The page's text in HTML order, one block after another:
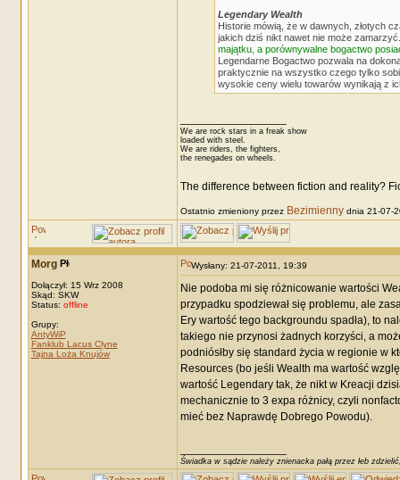
Legendary Wealth
Historie mówią, że w dawnych, złotych
jakich dziś nikt nawet nie może
majątku, a porównywalne bogactwo
Legendarne Bogactwo pozwala na
praktycznie na wszystko czego tylko
wysokie ceny wielu towarów wynikają z
We are rock stars in a freak show
loaded with steel.
We are riders, the fighters,
the renegades on wheels.
The difference between fiction and reality?
Ostatnio zmieniony przez Bezimiennydnia 21-07-
Morg
Dołączył: 15 Wrz 2008
Skąd: SKW
Status: offline
Grupy:
AntyWiP
Fanklub Lacus Clyne
Tajna Loża Knujów
Wysłany: 21-07-2011, 19:39
Nie podoba mi się różnicowanie wartości
przypadku spodziewał się problemu, ale
Ery wartość tego backgroundu spadła), to
takiego nie przynosi żadnych korzyści, a
podniósłby się standard życia w regionie w
Resources (bo jeśli Wealth ma wartość
wartość Legendary tak, że nikt w Kreacji
mechanicznie to 3 expa różnicy, czyli
mieć bez Naprawdę Dobrego Powodu).
Świadka w sądzie należy znienacka pałą przez łeb